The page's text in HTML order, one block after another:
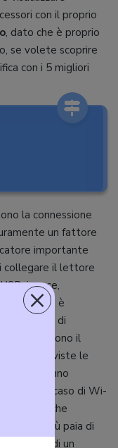
con il proprio
, dato che è proprio
se volete scoprire
con i 5 migliori
la connessione
un fattore
importante
collegare il lettore
invece,
modo è
anche di
garantiscono il
ideale, viste le
che si stanno
questo caso di Wi-
lettori che
più paia di
la scelta di un
×